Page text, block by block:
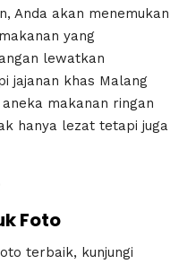
Anda akan menemukan
yang
lewatkan
jajanan khas Malang
makanan ringan
hanya lezat tetapi juga
Foto
terbaik, kunjungi